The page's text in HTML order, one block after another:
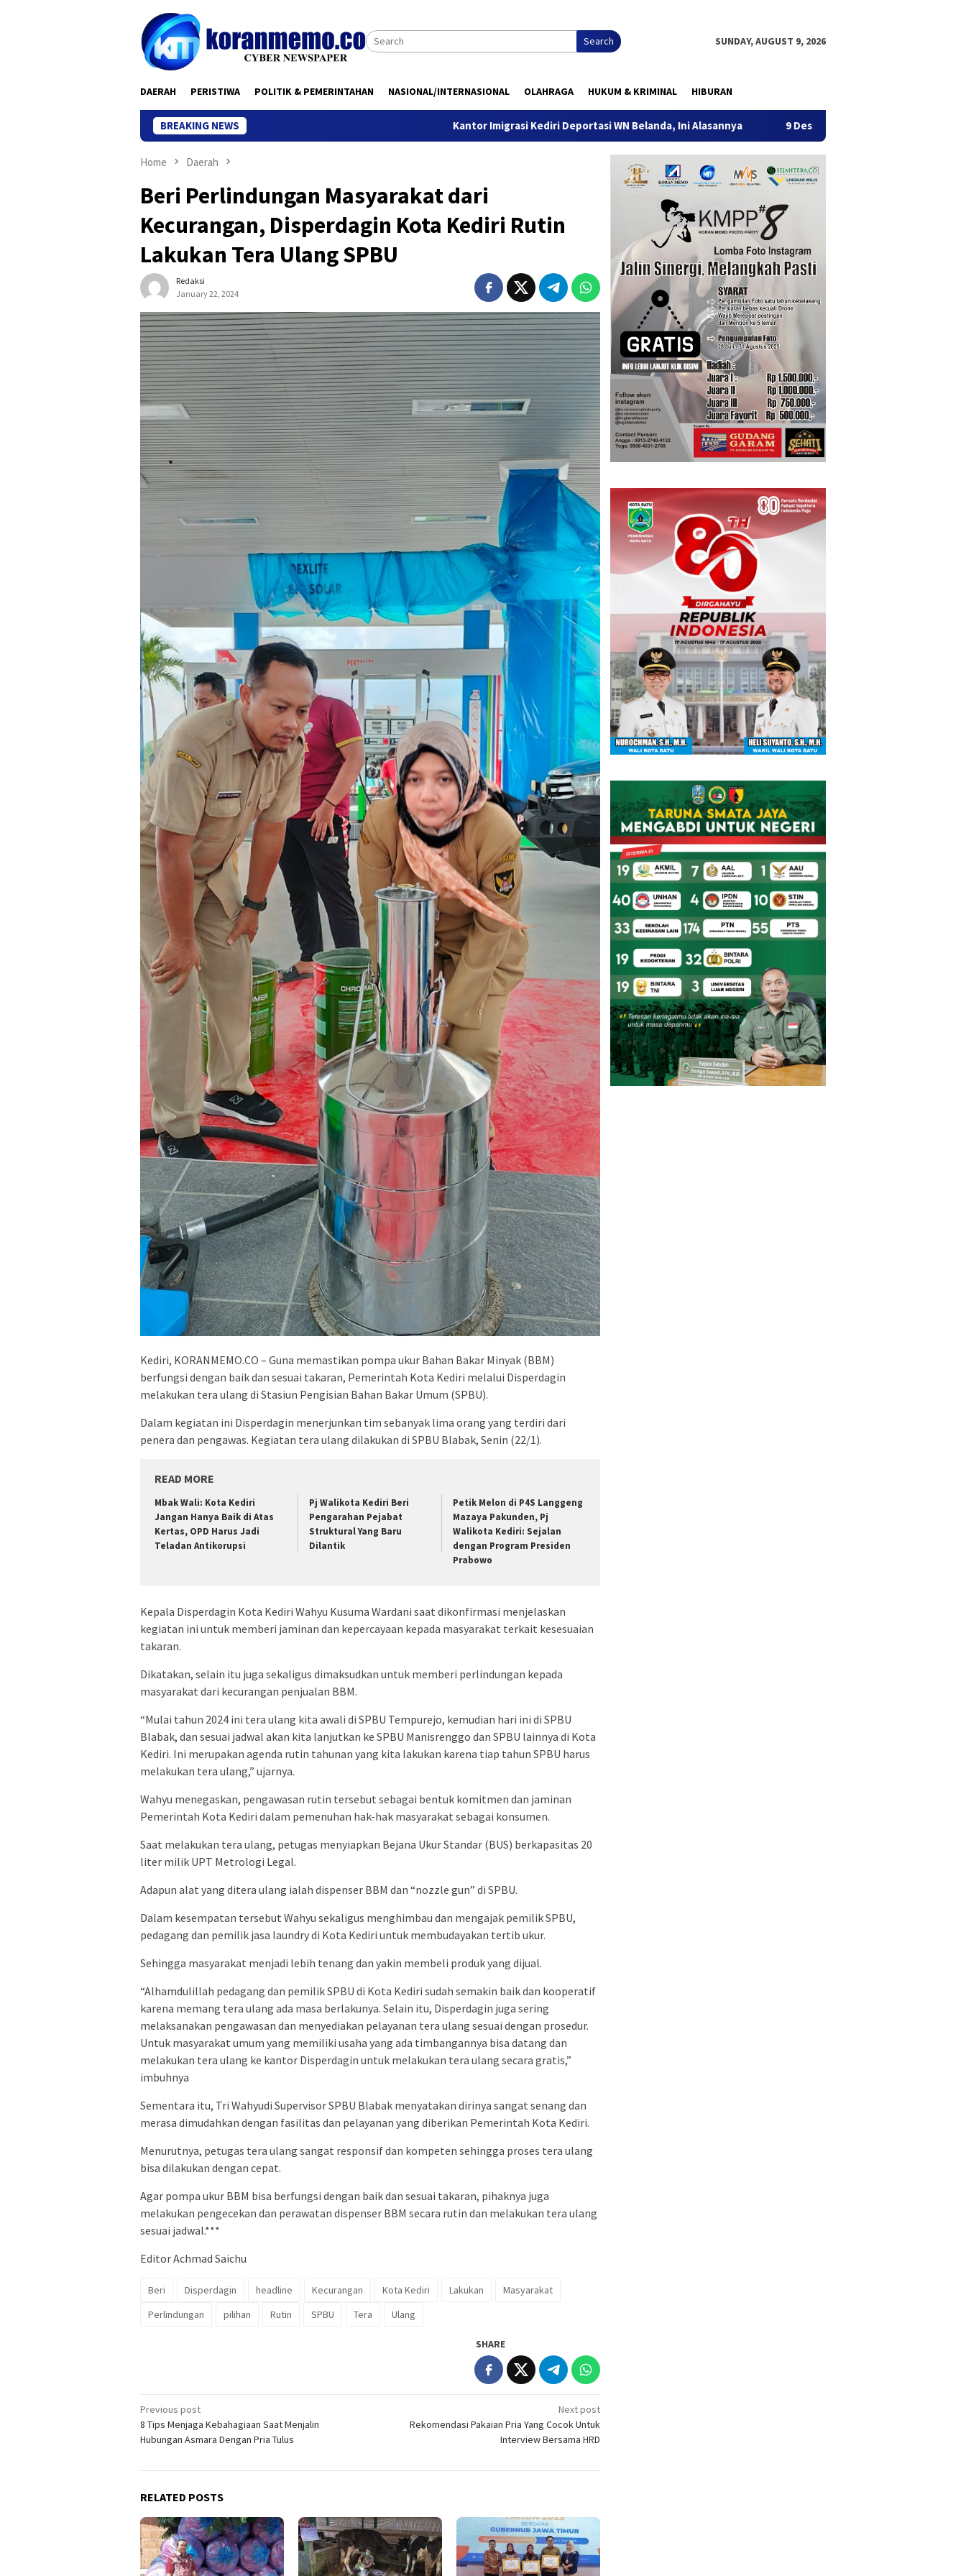
Search SUNDAY, AUGUST 9, 2026
DAERAH PERISTIWA POLITIK & PEMERINTAHAN NASIONAL/INTERNASIONAL OLAHRAGA HUKUM & KRIMINAL HIBURAN
BREAKING NEWS Kantor Imigrasi Kediri Deportasi WN Belanda, Ini Alasannya 9 Desa di 6 Kecamatan Tulungagung Alami Kekeringan
Home Daerah
Beri Perlindungan Masyarakat dari
Kecurangan, Disperdagin Kota Kediri Rutin
Lakukan Tera Ulang SPBU
Redaksi
January 22, 2024
Kediri, KORANMEMO.CO – Guna memastikan pompa ukur Bahan Bakar Minyak (BBM)
berfungsi dengan baik dan sesuai takaran, Pemerintah Kota Kediri melalui Disperdagin
melakukan tera ulang di Stasiun Pengisian Bahan Bakar Umum (SPBU).
Dalam kegiatan ini Disperdagin menerjunkan tim sebanyak lima orang yang terdiri dari
penera dan pengawas. Kegiatan tera ulang dilakukan di SPBU Blabak, Senin (22/1).
READ MORE
Mbak Wali: Kota Kediri
Jangan Hanya Baik di Atas
Kertas, OPD Harus Jadi
Teladan Antikorupsi
Pj Walikota Kediri Beri
Pengarahan Pejabat
Struktural Yang Baru
Dilantik
Petik Melon di P4S Langgeng
Mazaya Pakunden, Pj
Walikota Kediri: Sejalan
dengan Program Presiden
Prabowo
Kepala Disperdagin Kota Kediri Wahyu Kusuma Wardani saat dikonfirmasi menjelaskan
kegiatan ini untuk memberi jaminan dan kepercayaan kepada masyarakat terkait kesesuaian
takaran.
Dikatakan, selain itu juga sekaligus dimaksudkan untuk memberi perlindungan kepada
masyarakat dari kecurangan penjualan BBM.
“Mulai tahun 2024 ini tera ulang kita awali di SPBU Tempurejo, kemudian hari ini di SPBU
Blabak, dan sesuai jadwal akan kita lanjutkan ke SPBU Manisrenggo dan SPBU lainnya di Kota
Kediri. Ini merupakan agenda rutin tahunan yang kita lakukan karena tiap tahun SPBU harus
melakukan tera ulang,” ujarnya.
Wahyu menegaskan, pengawasan rutin tersebut sebagai bentuk komitmen dan jaminan
Pemerintah Kota Kediri dalam pemenuhan hak-hak masyarakat sebagai konsumen.
Saat melakukan tera ulang, petugas menyiapkan Bejana Ukur Standar (BUS) berkapasitas 20
liter milik UPT Metrologi Legal.
Adapun alat yang ditera ulang ialah dispenser BBM dan “nozzle gun” di SPBU.
Dalam kesempatan tersebut Wahyu sekaligus menghimbau dan mengajak pemilik SPBU,
pedagang dan pemilik jasa laundry di Kota Kediri untuk membudayakan tertib ukur.
Sehingga masyarakat menjadi lebih tenang dan yakin membeli produk yang dijual.
“Alhamdulillah pedagang dan pemilik SPBU di Kota Kediri sudah semakin baik dan kooperatif
karena memang tera ulang ada masa berlakunya. Selain itu, Disperdagin juga sering
melaksanakan pengawasan dan menyediakan pelayanan tera ulang sesuai dengan prosedur.
Untuk masyarakat umum yang memiliki usaha yang ada timbangannya bisa datang dan
melakukan tera ulang ke kantor Disperdagin untuk melakukan tera ulang secara gratis,”
imbuhnya
Sementara itu, Tri Wahyudi Supervisor SPBU Blabak menyatakan dirinya sangat senang dan
merasa dimudahkan dengan fasilitas dan pelayanan yang diberikan Pemerintah Kota Kediri.
Menurutnya, petugas tera ulang sangat responsif dan kompeten sehingga proses tera ulang
bisa dilakukan dengan cepat.
Agar pompa ukur BBM bisa berfungsi dengan baik dan sesuai takaran, pihaknya juga
melakukan pengecekan dan perawatan dispenser BBM secara rutin dan melakukan tera ulang
sesuai jadwal.***
Editor Achmad Saichu
Beri Disperdagin headline Kecurangan Kota Kediri Lakukan
Masyarakat
Perlindungan
pilihan Rutin SPBU Tera Ulang
SHARE
Post
navigation
Previous post
8 Tips Menjaga Kebahagiaan Saat Menjalin
Hubungan Asmara Dengan Pria Tulus
Next post
Rekomendasi Pakaian Pria Yang Cocok Untuk
Interview Bersama HRD
RELATED POSTS